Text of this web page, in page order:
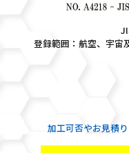
登録範囲：航空、宇宙
加工可否やお見積